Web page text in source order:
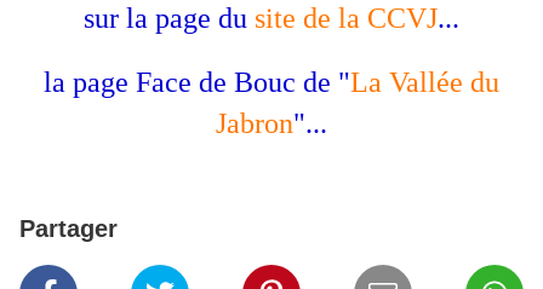
sur la page du site de la CCVJ...
la page Face de Bouc de "La Vallée du
Jabron"...
Partager